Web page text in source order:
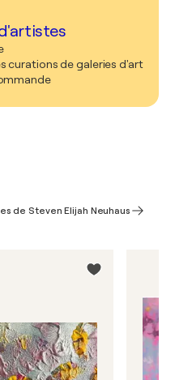
curations de galeries d'art
de Steven Elijah Neuhaus